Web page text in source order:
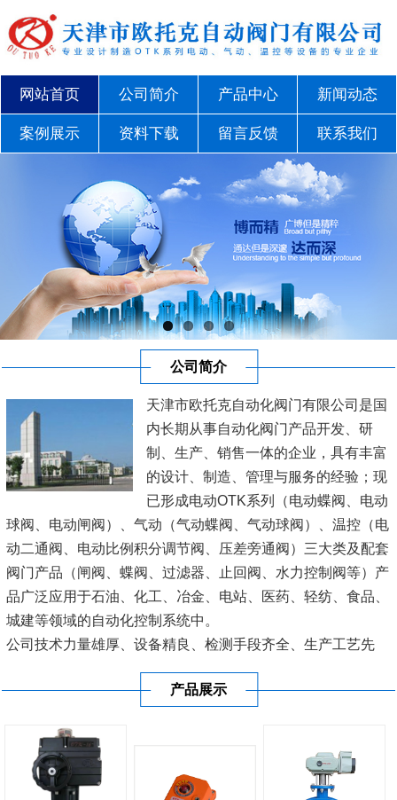
网站首页 公司简介 产品中心 新闻动态
案例展示 资料下载 留言反馈 联系我们
公司简介
天津市欧托克自动化阀门有限公司是国
内长期从事自动化阀门产品开发、研
制、生产、销售一体的企业，具有丰富
的设计、制造、管理与服务的经验；现
已形成电动OTK系列（电动蝶阀、电动
球阀、电动闸阀）、气动（气动蝶阀、气动球阀）、温控（电
动二通阀、电动比例积分调节阀、压差旁通阀）三大类及配套
阀门产品（闸阀、蝶阀、过滤器、止回阀、水力控制阀等）产
品广泛应用于石油、化工、冶金、电站、医药、轻纺、食品、
城建等领域的自动化控制系统中。
公司技术力量雄厚、设备精良、检测手段齐全、生产工艺先
产，深受广大用户青睐。 本公司一直坚...[查看详情]
产品展示